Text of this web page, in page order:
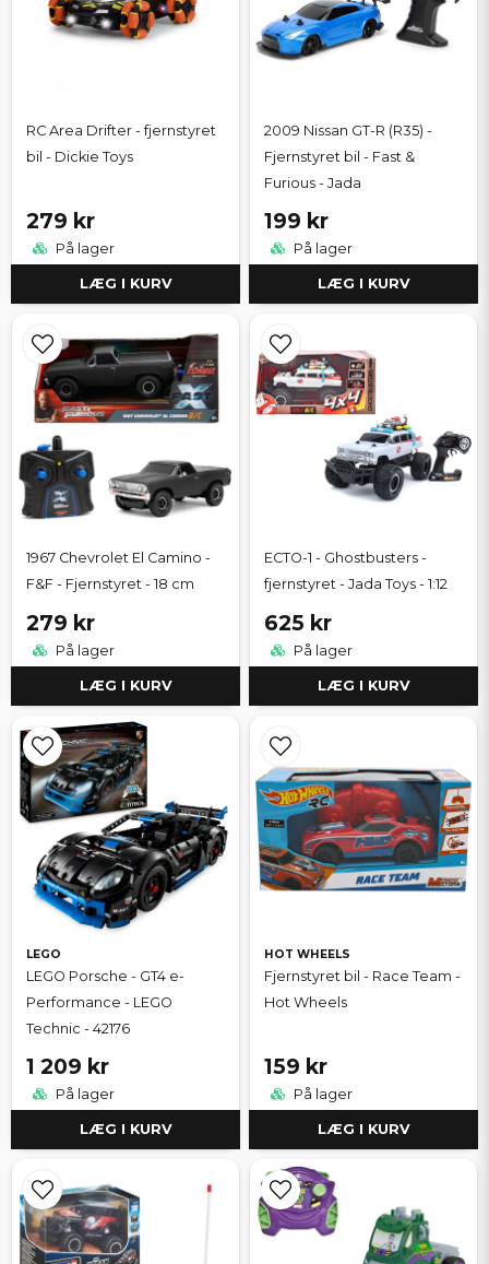
RC Area Drifter - fjernstyret
bil - Dickie Toys
279 kr
På lager
LÆG I KURV
2009 Nissan GT-R (R35) -
Fjernstyret bil - Fast &
Furious - Jada
199 kr
På lager
LÆG I KURV
1967 Chevrolet El Camino -
F&F - Fjernstyret - 18 cm
279 kr
På lager
LÆG I KURV
ECTO-1 - Ghostbusters -
fjernstyret - Jada Toys - 1:12
625 kr
På lager
LÆG I KURV
LEGO
LEGO Porsche - GT4 e-
Performance - LEGO
Technic - 42176
1 209 kr
På lager
LÆG I KURV
HOT WHEELS
Fjernstyret bil - Race Team -
Hot Wheels
159 kr
På lager
LÆG I KURV